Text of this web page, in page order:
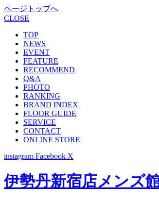
ページトップへ
CLOSE
TOP
NEWS
EVENT
FEATURE
RECOMMEND
Q&A
PHOTO
RANKING
BRAND INDEX
FLOOR GUIDE
SERVICE
CONTACT
ONLINE STORE
instagram Facebook X
伊勢丹新宿店メンズ